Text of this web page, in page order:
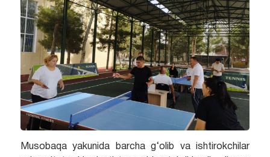
Musobaqa yakunida barcha g‘olib va ishtirokchilar